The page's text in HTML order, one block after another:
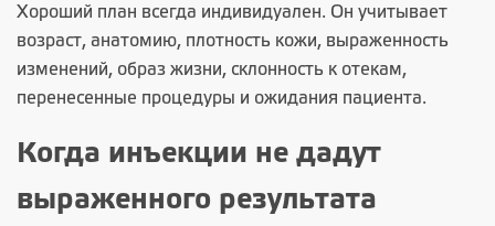
Хороший план всегда индивидуален. Он учитывает
возраст, анатомию, плотность кожи, выраженность
изменений, образ жизни, склонность к отекам,
перенесенные процедуры и ожидания пациента.
Когда инъекции не дадут
выраженного результата